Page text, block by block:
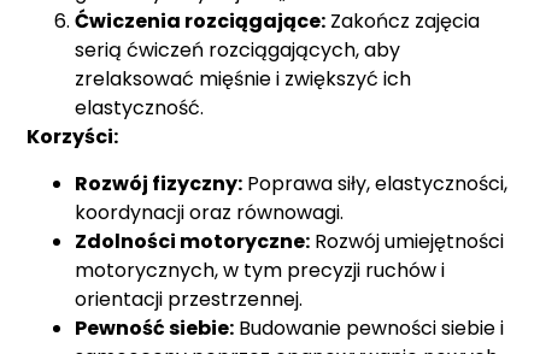
Ćwiczenia rozciągające: Zakończ zajęcia
serią ćwiczeń rozciągających, aby
zrelaksować mięśnie i zwiększyć ich
elastyczność.
Korzyści:
Rozwój fizyczny: Poprawa siły, elastyczności,
koordynacji oraz równowagi.
Zdolności motoryczne: Rozwój umiejętności
motorycznych, w tym precyzji ruchów i
orientacji przestrzennej.
Pewność siebie: Budowanie pewności siebie i